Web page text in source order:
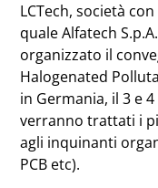
LCTech, società
quale Alfatech
organizzato il
Halogenated
in Germania, il 3 e
verranno trattati i
agli inquinanti
PCB etc).